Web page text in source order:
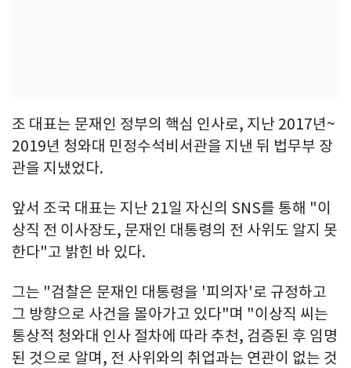
조 대표는 문재인 정부의 핵심 인사로, 지난 2017년~
2019년 청와대 민정수석비서관을 지낸 뒤 법무부 장
관을 지냈었다.
앞서 조국 대표는 지난 21일 자신의 SNS를 통해 "이
상직 전 이사장도, 문재인 대통령의 전 사위도 알지 못
한다"고 밝힌 바 있다.
그는 "검찰은 문재인 대통령을 '피의자'로 규정하고
그 방향으로 사건을 몰아가고 있다"며 "이상직 씨는
통상적 청와대 인사 절차에 따라 추천, 검증된 후 임명
된 것으로 알며, 전 사위와의 취업과는 연관이 없는 것